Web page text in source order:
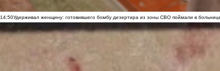
14:50Удерживал женщину: готовившего бомбу дезертира из зоны СВО поймали в